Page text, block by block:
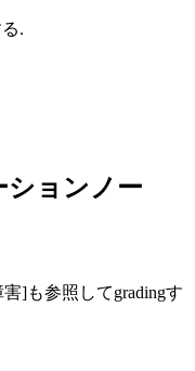
.
ションノー
]も参照してgradingす